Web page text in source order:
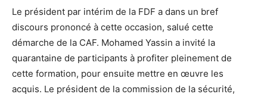
Le président par intérim de la FDF a dans un bref
discours prononcé à cette occasion, salué cette
démarche de la CAF. Mohamed Yassin a invité la
quarantaine de participants à profiter pleinement de
cette formation, pour ensuite mettre en œuvre les
acquis. Le président de la commission de la sécurité,